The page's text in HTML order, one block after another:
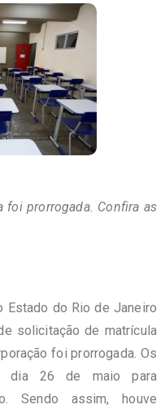
foi prorrogada. Confira as
Estado do Rio de Janeiro
solicitação de matrícula
foi prorrogada. Os
dia 26 de maio para
Sendo assim, houve